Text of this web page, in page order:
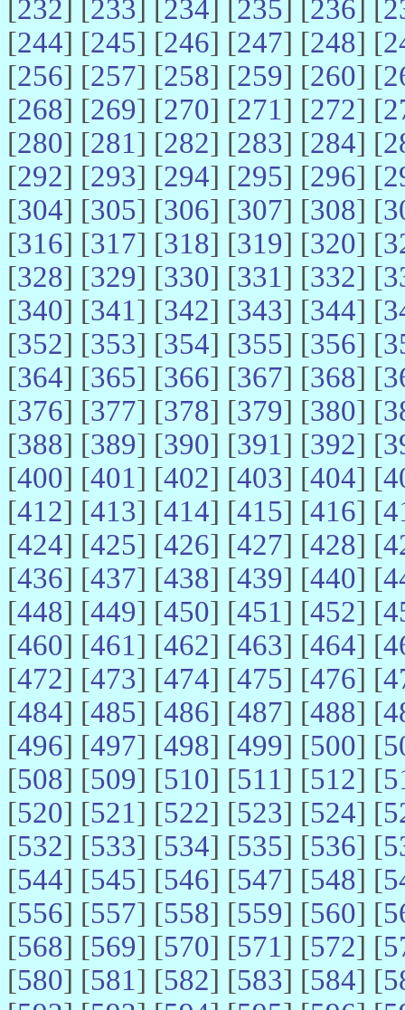
[232] [233] [234] [235] [236] [
[244] [245] [246] [247] [248] [
[256] [257] [258] [259] [260] [
[268] [269] [270] [271] [272] [
[280] [281] [282] [283] [284] [
[292] [293] [294] [295] [296] [
[304] [305] [306] [307] [308] [
[316] [317] [318] [319] [320] [
[328] [329] [330] [331] [332] [
[340] [341] [342] [343] [344] [
[352] [353] [354] [355] [356] [
[364] [365] [366] [367] [368] [
[376] [377] [378] [379] [380] [
[388] [389] [390] [391] [392] [
[400] [401] [402] [403] [404] [
[412] [413] [414] [415] [416] [
[424] [425] [426] [427] [428] [
[436] [437] [438] [439] [440] [
[448] [449] [450] [451] [452] [
[460] [461] [462] [463] [464] [
[472] [473] [474] [475] [476] [
[484] [485] [486] [487] [488] [
[496] [497] [498] [499] [500] [
[508] [509] [510] [511] [512] [
[520] [521] [522] [523] [524] [
[532] [533] [534] [535] [536] [
[544] [545] [546] [547] [548] [
[556] [557] [558] [559] [560] [
[568] [569] [570] [571] [572] [
[580] [581] [582] [583] [584] [